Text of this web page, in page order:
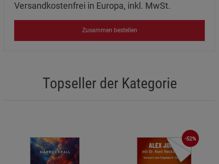
Versandkostenfrei in Europa, inkl. MwSt.
Zusammen bestellen
Topseller der Kategorie
-52%